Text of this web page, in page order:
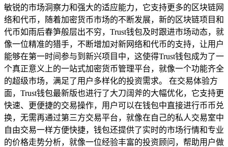
敏锐的市场洞察力和强大的适应能力，它支持更多的区块链网
络和代币，随着加密货币市场的不断发展，新的区块链项目和
代币如雨后春笋般层出不穷，Trust钱包及时跟进市场动态，就
像一位精准的猎手，不断增加对新网络和代币的支持，让用户
能够在第一时间参与到新兴项目中，这使得Trust钱包成为了一
个真正意义上的一站式加密货币管理平台，就像一个功能齐全
的超级市场，满足了用户多样化的投资需求。 在交易体验方
面，Trust钱包最新版也进行了大刀阔斧的大幅优化，它支持更
快速、更便捷的交易操作，用户可以在钱包中直接进行币币兑
换，无需再通过第三方交易平台，就像在自己的私人交易室中
自由交易一样方便快捷，钱包还提供了实时的市场行情和专业
的价格走势分析，就像一位经验丰富的投资顾问，帮助用户做